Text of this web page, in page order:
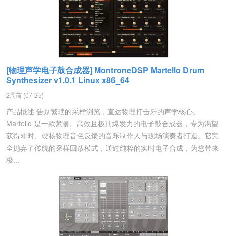
[物理声学电子鼓合成器] MontroneDSP Martello Drum
Synthesizer v1.0.1 Linux x86_64
2周前 (07-25)
产品概述 告别繁琐的采样浏览，直达物理打击乐的声学核心。
Martello 是一款紧凑、高效且极具爆发力的电子鼓合成器，专为渴望
获得即时、硬核物理音色反馈的音乐制作人与现场演奏者打造。它完
全抛弃了传统的采样回放模式，通过纯粹的实时电子合成，为您带来
极...